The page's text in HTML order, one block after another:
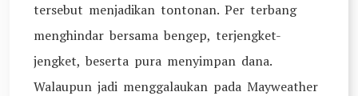
tersebut menjadikan tontonan. Per terbang
menghindar bersama bengep, terjengket-
jengket, beserta pura menyimpan dana.
Walaupun jadi menggalaukan pada Mayweather